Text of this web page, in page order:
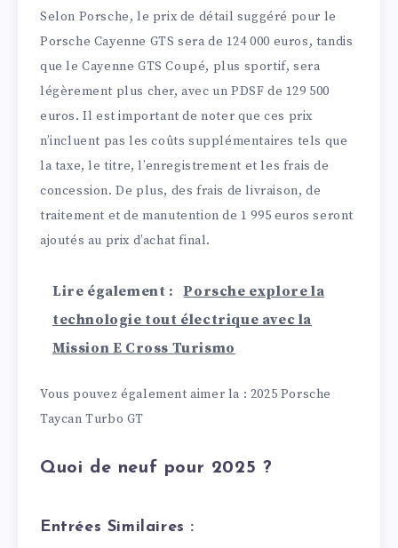
Selon Porsche, le prix de détail suggéré pour le
Porsche Cayenne GTS sera de 124 000 euros, tandis
que le Cayenne GTS Coupé, plus sportif, sera
légèrement plus cher, avec un PDSF de 129 500
euros. Il est important de noter que ces prix
n’incluent pas les coûts supplémentaires tels que
la taxe, le titre, l’enregistrement et les frais de
concession. De plus, des frais de livraison, de
traitement et de manutention de 1 995 euros seront
ajoutés au prix d’achat final.
Lire également :
Porsche explore la
technologie tout électrique avec la
Mission E Cross Turismo
Vous pouvez également aimer la : 2025 Porsche
Taycan Turbo GT
Quoi de neuf pour 2025 ?
Entrées Similaires :